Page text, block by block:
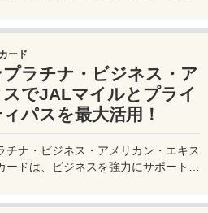
ード
ラチナ・ビジネス・ア
スでJALマイルとプライ
パスを最大活用！
チナ・ビジネス・アメリカン・エキス
ードは、ビジネスを強力にサポートす